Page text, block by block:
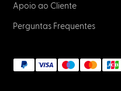
Apoio ao Cliente
Perguntas Frequentes